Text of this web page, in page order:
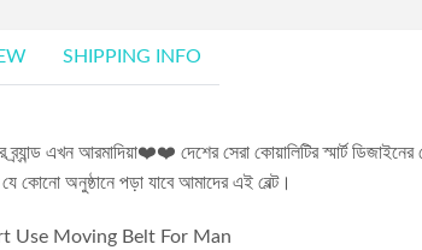
SHIPPING INFO
এখন আরমাদিয়া❤️❤️ দেশের সেরা কোয়ালিটির স্মার্ট ডিজাইনের
কোনো অনুষ্ঠানে পড়া যাবে আমাদের এই বেল্ট।
Use Moving Belt For Man